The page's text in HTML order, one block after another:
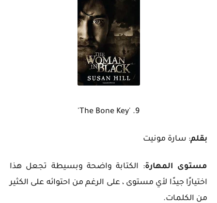
9. 'The Bone Key'
بقلم: سارة مونيت
مستوى المهارة: الكتابة واضحة وبسيطة تجعل هذا
اختيارًا جيدًا لأي مستوى ، على الرغم من احتوائه على الكثير
من الكلمات.